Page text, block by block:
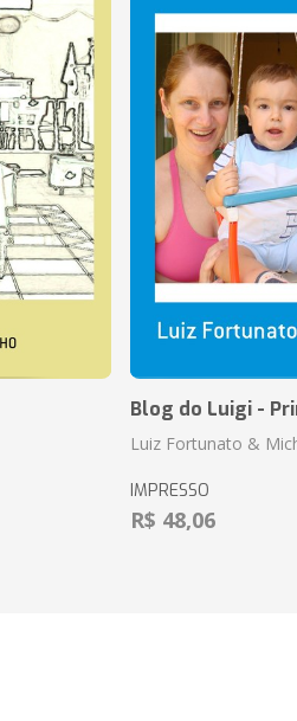
Blog do Luigi -
Luiz Fortunato &
IMPRESSO
R$ 48,06